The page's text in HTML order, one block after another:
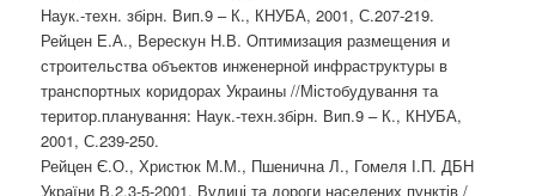
Наук.-техн. збірн. Вип.9 – К., КНУБА, 2001, С.207-219.
Рейцен Е.А., Верескун Н.В. Оптимизация размещения и
строительства объектов инженерной инфраструктуры в
транспортных коридорах Украины //Містобудування та
територ.планування: Наук.-техн.збірн. Вип.9 – К., КНУБА,
2001, С.239-250.
Рейцен Є.О., Христюк М.М., Пшенична Л., Гомеля І.П. ДБН
України В.2.3-5-2001. Вулиці та дороги населених пунктів /